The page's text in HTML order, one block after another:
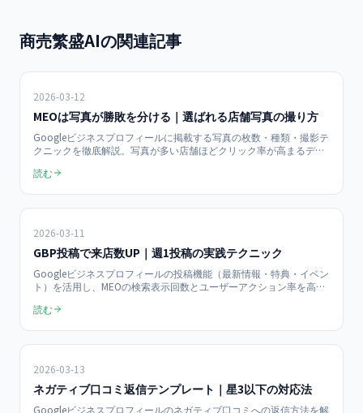
商売繁盛AIの関連記事
2026-03-12
MEOは写真が勝敗を分ける｜選ばれる店舗写真の撮り方
Googleビジネスプロフィールに掲載する写真の枚数・種類・撮影テ
クニックを徹底解説。写真が多い店舗ほどクリック率が高まるデー
をまとめました。
読む
2026-03-11
GBP投稿で来店数UP｜週1投稿の実践テクニック
Googleビジネスプロフィールの投稿機能（最新情報・特典・イベン
ト）を活用し、MEOの検索表示回数とユーザーアクション率を高め
すぐ実践できるテクニックをまとめました。
読む
2026-03-13
ネガティブ口コミ返信テンプレート｜星3以下の対応法
Googleビジネスプロフィールのネガティブ口コミへの返信方法を解